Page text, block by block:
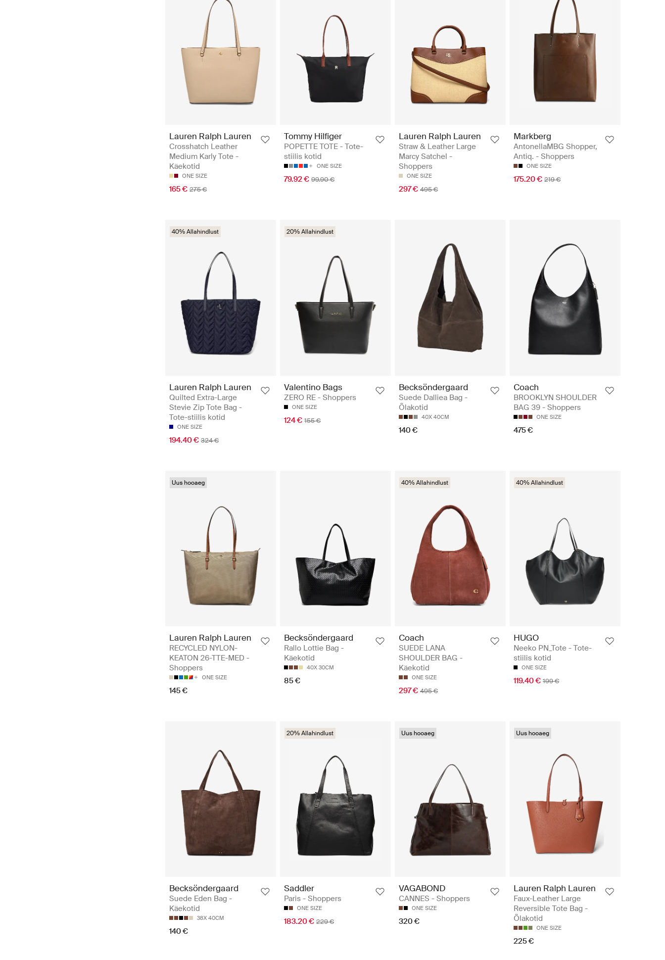
Lauren Ralph Lauren
Crosshatch Leather
Medium Karly Tote -
Käekotid
ONE SIZE
165 € 275 €
Tommy Hilfiger
POPETTE TOTE - Tote-
stiilis kotid
ONE SIZE
79.92 € 99.90 €
Lauren Ralph Lauren
Straw & Leather Large
Marcy Satchel -
Shoppers
ONE SIZE
297 € 495 €
Markberg
AntonellaMBG Shopper,
Antiq. - Shoppers
ONE SIZE
175.20 € 219 €
40% Allahindlust
Lauren Ralph Lauren
Quilted Extra-Large
Stevie Zip Tote Bag -
Tote-stiilis kotid
ONE SIZE
194.40 € 324 €
20% Allahindlust
Valentino Bags
ZERO RE - Shoppers
ONE SIZE
124 € 155 €
Becksöndergaard
Suede Dalliea Bag -
Õlakotid
40X 40CM
140 €
Coach
BROOKLYN SHOULDER
BAG 39 - Shoppers
ONE SIZE
475 €
Uus hooaeg
Lauren Ralph Lauren
RECYCLED NYLON-
KEATON 26-TTE-MED -
Shoppers
ONE SIZE
145 €
Becksöndergaard
Rallo Lottie Bag -
Käekotid
40X 30CM
85 €
40% Allahindlust
Coach
SUEDE LANA
SHOULDER BAG -
Käekotid
ONE SIZE
297 € 495 €
40% Allahindlust
HUGO
Neeko PN_Tote - Tote-
stiilis kotid
ONE SIZE
119.40 € 199 €
Becksöndergaard
Suede Eden Bag -
Käekotid
38X 40CM
140 €
20% Allahindlust
Saddler
Paris - Shoppers
ONE SIZE
183.20 € 229 €
Uus hooaeg
VAGABOND
CANNES - Shoppers
ONE SIZE
320 €
Uus hooaeg
Lauren Ralph Lauren
Faux-Leather Large
Reversible Tote Bag -
Õlakotid
ONE SIZE
225 €